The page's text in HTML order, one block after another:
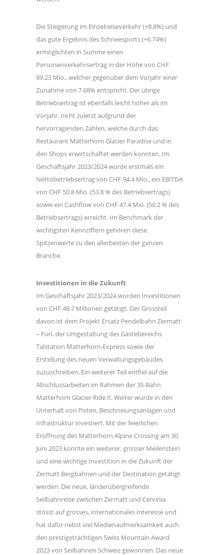
Die Steigerung im Einzelreiseverkehr (+8.8%) und
das gute Ergebnis des Schneesports (+6.74%)
ermöglichten in Summe einen
Personenverkehrsertrag in der Höhe von CHF
89.23 Mio., welcher gegenüber dem Vorjahr einer
Zunahme von 7.68% entspricht. Der übrige
Betriebsertrag ist ebenfalls leicht höher als im
Vorjahr, nicht zuletzt aufgrund der
hervorragenden Zahlen, welche durch das
Restaurant Matterhorn Glacier Paradise und in
den Shops erwirtschaftet werden konnten. Im
Geschäftsjahr 2023/2024 wurde erstmals ein
Nettobetriebsertrag von CHF 94.4 Mio., ein EBITDA
von CHF 50.8 Mio. (53.8 % des Betriebsertrags)
sowie ein Cashflow von CHF 47.4 Mio. (50.2 % des
Betriebsertrags) erreicht. Im Benchmark der
wichtigsten Kennziffern gehören diese
Spitzenwerte zu den allerbesten der ganzen
Branche.
Investitionen in die Zukunft
Im Geschäftsjahr 2023/2024 wurden Investitionen
von CHF 48.7 Millionen getätigt. Der Grossteil
davon ist dem Projekt Ersatz Pendelbahn Zermatt
– Furi, der Umgestaltung des Gästebereichs
Talstation Matterhorn-Express sowie der
Erstellung des neuen Verwaltungsgebäudes
zuzuschreiben. Ein weiterer Teil entfiel auf die
Abschlussarbeiten im Rahmen der 3S-Bahn
Matterhorn Glacier Ride II. Weiter wurde in den
Unterhalt von Pisten, Beschneiungsanlagen und
Infrastruktur investiert. Mit der feierlichen
Eröffnung des Matterhorn Alpine Crossing am 30.
Juni 2023 konnte ein weiterer, grosser Meilenstein
und eine wichtige Investition in die Zukunft der
Zermatt Bergbahnen und der Destination getätigt
werden. Die neue, länderübergreifende
Seilbahnreise zwischen Zermatt und Cervinia
stösst auf grosses, internationales Interesse und
hat dafür nebst viel Medienaufmerksamkeit auch
den prestigeträchtigen Swiss Mountain Award
2023 von Seilbahnen Schweiz gewonnen. Das neue